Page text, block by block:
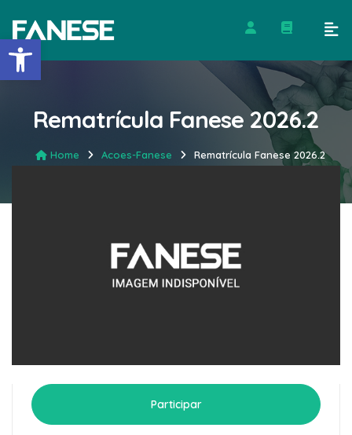
Barra de Ferramentas
Rematrícula Fanese 2026.2
Home Acoes-Fanese Rematrícula Fanese 2026.2
Participar